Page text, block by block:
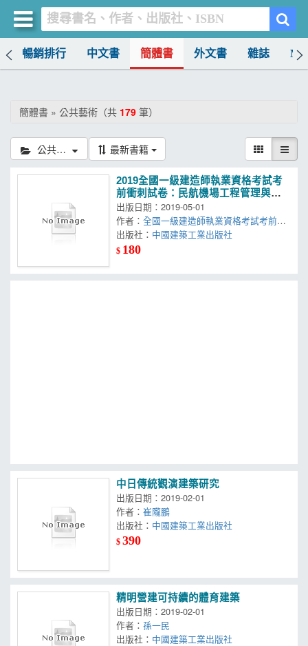
暢銷排行 中文書 簡體書 外文書 雜誌
簡體書 » 公共藝術（共 179 筆）
公共藝術 最新書籍
2019全國一級建造師執業資格考試考
前衝刺試卷：民航機場工程管理與實
務考前衝刺試卷
出版日期：2019-05-01
作者：全國一級建造師執業資格考試考前衝
刺試卷編寫委員會
出版社： 中國建築工業出版社
$ 180
中日傳統觀演建築研究
出版日期：2019-02-01
作者：崔隴鵬
出版社： 中國建築工業出版社
$390
精明營建可持續的體育建築
出版日期：2019-02-01
作者：孫一民
出版社： 中國建築工業出版社
買書網
書店暢銷榜
簡體書
外文書